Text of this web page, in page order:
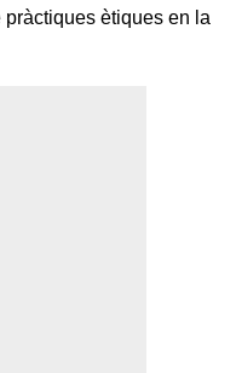
ètiques en la